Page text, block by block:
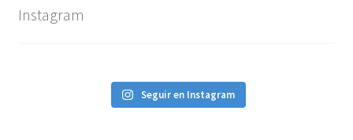
Instagram
Seguir en Instagram